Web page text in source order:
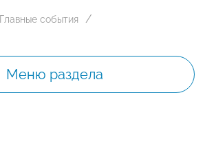
Главные события
Меню раздела